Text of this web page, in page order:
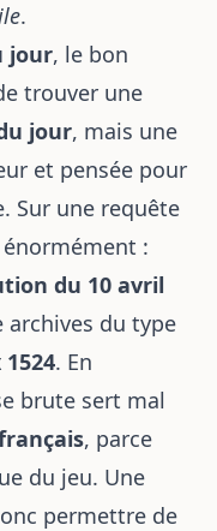
.
jour, le bon
trouver une
jour, mais une
et pensée pour
Sur une requête
:
du 10 avril
archives du type
. En
brute sert mal
, parce
du jeu. Une
permettre de